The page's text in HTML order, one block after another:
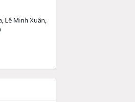
Lê Minh Xuân,